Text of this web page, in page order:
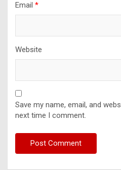
Email *
Website
Save my name, email, and
next time I comment.